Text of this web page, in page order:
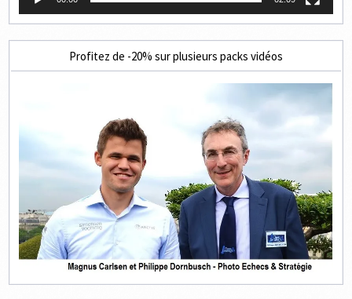
Profitez de -20% sur plusieurs packs vidéos